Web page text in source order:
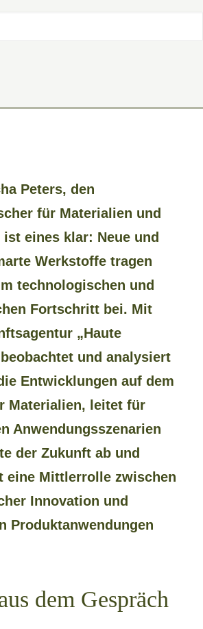
Peters, den
für Materialien und
eines klar: Neue und
Werkstoffe tragen
technologischen und
Fortschritt bei. Mit
„Haute
und analysiert
Entwicklungen auf dem
Materialien, leitet für
Anwendungsszenarien
der Zukunft ab und
eine Mittlerrolle zwischen
Innovation und
Produktanwendungen
dem Gespräch